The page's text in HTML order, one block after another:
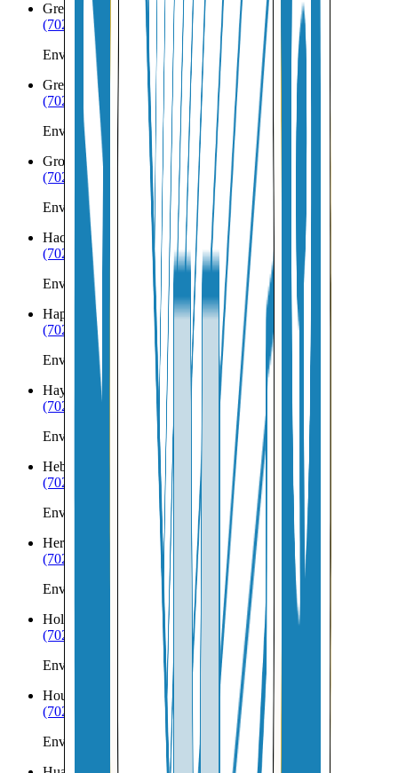
Green Valley
(702) 879-8299
Envíos a Nicaragua desde Green Valley
Greer
(702) 879-8299
Envíos a Nicaragua desde Greer
Groom Creek
(702) 879-8299
Envíos a Nicaragua desde Groom Creek
Hackberry AZ
(702) 879-8299
Envíos a Nicaragua desde Hackberry
Happy Jack
(702) 879-8299
Envíos a Nicaragua desde Happy Jack
Hayden
AZ
(702) 879-8299
Envíos a Nicaragua desde Hayden
Heber
(702) 879-8299
Envíos a Nicaragua desde Heber
Hereford
(702) 879-8299
Envíos a Nicaragua desde Hereford
Holbrook
(702) 879-8299
Envíos a Nicaragua desde Holbrook
Houck
(702) 879-8299
Envíos a Nicaragua desde Houck